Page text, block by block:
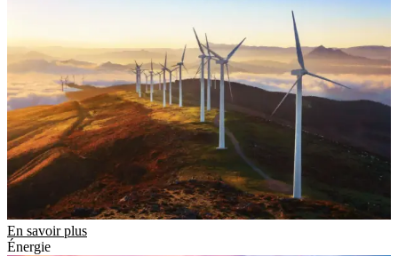
En savoir plus
Énergie